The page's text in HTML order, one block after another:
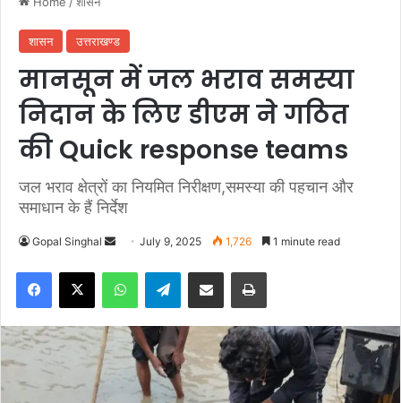
शासन उत्तराखण्ड
मानसून में जल भराव समस्या
निदान के लिए डीएम ने गठित
की Quick response teams
जल भराव क्षेत्रों का नियमित निरीक्षण,समस्या की पहचान और
समाधान के हैं निर्देश
Gopal Singhal
n
d
a
e
July 9, 2025 1,726 1 minute read
Telegram